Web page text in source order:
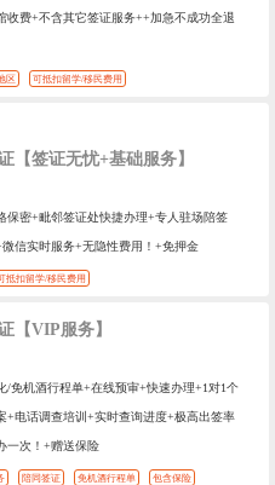
收费+不含其它签证服务++加急不成功全退
区 可抵扣留学/移民费用
【签证无忧+基础服务】
保密+毗邻签证处快捷办理+专人驻场陪签
信实时服务+无隐性费用！+免押金
抵扣留学/移民费用
【VIP服务】
/免机酒行程单+在线预审+快速办理+1对1个
+电话调查培训+实时查询进度+极高出签率
一次！+赠送保险
陪同签证 免机酒行程单 包含保险